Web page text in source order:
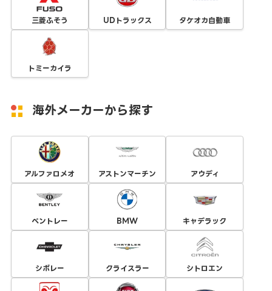
三菱ふそう UDトラックス タケオカ自動車
トミーカイラ
海外メーカーから探す
アルファロメオ アストンマーチン アウディ
ベントレー BMW キャデラック
シボレー クライスラー シトロエン